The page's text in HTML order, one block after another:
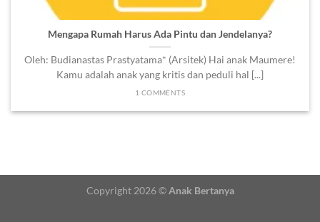
Mengapa Rumah Harus Ada Pintu dan Jendelanya?
Oleh: Budianastas Prastyatama* (Arsitek) Hai anak Maumere!
Kamu adalah anak yang kritis dan peduli hal [...]
1 COMMENTS
Copyright 2026 ©Anak Bertanya